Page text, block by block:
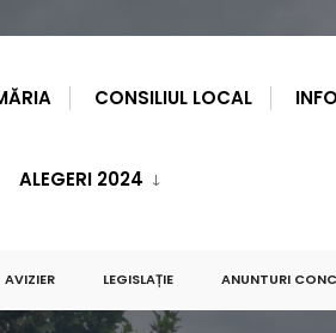
CONSILIUL LOCAL
ALEGERI 2024
AVIZIER LEGISLAȚIE ANUNTURI